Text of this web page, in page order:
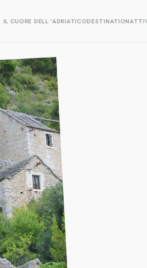
IL CUORE DELL ‘ADRIATICODESTINATION